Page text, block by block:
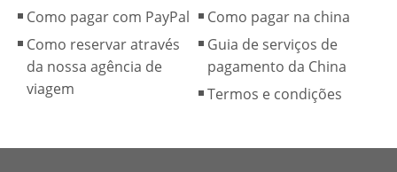
Como pagar com PayPal
Como pagar na china
Como reservar através
da nossa agência de
viagem
Guia de serviços de
pagamento da China
Termos e condições